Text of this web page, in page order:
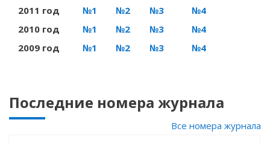
2011 год
№1 №2 №3
№4
2010 год
№1 №2 №3
№4
2009 год
№1 №2 №3 №4
Последние номера журнала
Все номера журнала